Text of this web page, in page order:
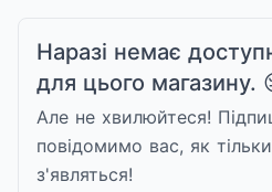
Наразі немає
для цього магазину.
Але не хвилюйтеся!
повідомимо вас, як
з'являться!